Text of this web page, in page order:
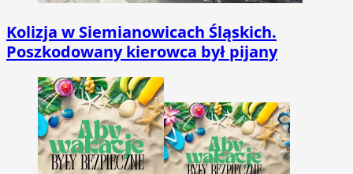
Kolizja w Siemianowicach Śląskich.
Poszkodowany kierowca był pijany